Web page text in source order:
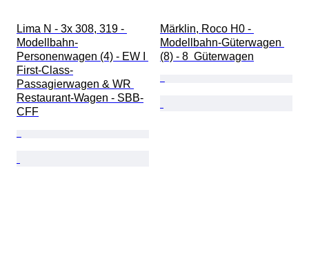
Lima N - 3x 308, 319 -
Modellbahn-
Personenwagen (4) - EW I
First-Class-
Passagierwagen & WR
Restaurant-Wagen - SBB-
CFF
Märklin, Roco H0 -
Modellbahn-Güterwagen
(8) - 8  Güterwagen